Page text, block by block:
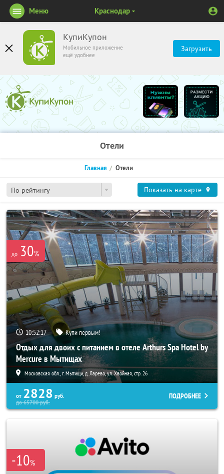
КупиКупон
Мобильное приложение
ещё удобнее
Загрузить
Меню Краснодар
Отели
По рейтингу
Главная Отели
Показать на карте
до 30%
10:52:16 Купи первым!
Отдых для двоих с питанием в отеле Arthurs Spa Hotel by
Mercure в Мытищах
Московская обл., г. Мытищи, д. Ларево, ул. Хвойная, стр. 26
от 2828 руб.
до65700руб.
ПОДРОБНЕЕ
-10%